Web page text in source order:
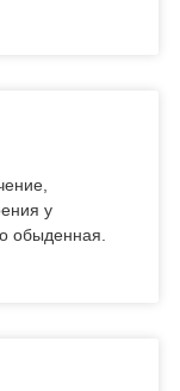
у
обыденная.